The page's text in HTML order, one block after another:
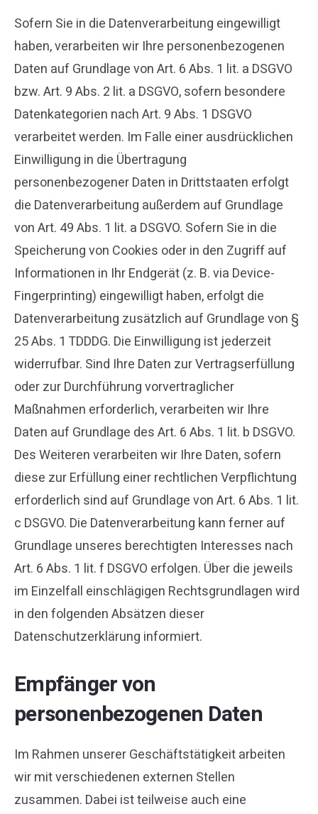
Sofern Sie in die Datenverarbeitung eingewilligt
haben, verarbeiten wir Ihre personenbezogenen
Daten auf Grundlage von Art. 6 Abs. 1 lit. a DSGVO
bzw. Art. 9 Abs. 2 lit. a DSGVO, sofern besondere
Datenkategorien nach Art. 9 Abs. 1 DSGVO
verarbeitet werden. Im Falle einer ausdrücklichen
Einwilligung in die Übertragung
personenbezogener Daten in Drittstaaten erfolgt
die Datenverarbeitung außerdem auf Grundlage
von Art. 49 Abs. 1 lit. a DSGVO. Sofern Sie in die
Speicherung von Cookies oder in den Zugriff auf
Informationen in Ihr Endgerät (z. B. via Device-
Fingerprinting) eingewilligt haben, erfolgt die
Datenverarbeitung zusätzlich auf Grundlage von §
25 Abs. 1 TDDDG. Die Einwilligung ist jederzeit
widerrufbar. Sind Ihre Daten zur Vertragserfüllung
oder zur Durchführung vorvertraglicher
Maßnahmen erforderlich, verarbeiten wir Ihre
Daten auf Grundlage des Art. 6 Abs. 1 lit. b DSGVO.
Des Weiteren verarbeiten wir Ihre Daten, sofern
diese zur Erfüllung einer rechtlichen Verpflichtung
erforderlich sind auf Grundlage von Art. 6 Abs. 1 lit.
c DSGVO. Die Datenverarbeitung kann ferner auf
Grundlage unseres berechtigten Interesses nach
Art. 6 Abs. 1 lit. f DSGVO erfolgen. Über die jeweils
im Einzelfall einschlägigen Rechtsgrundlagen wird
in den folgenden Absätzen dieser
Datenschutzerklärung informiert.
Empfänger von
personenbezogenen Daten
Im Rahmen unserer Geschäftstätigkeit arbeiten
wir mit verschiedenen externen Stellen
zusammen. Dabei ist teilweise auch eine